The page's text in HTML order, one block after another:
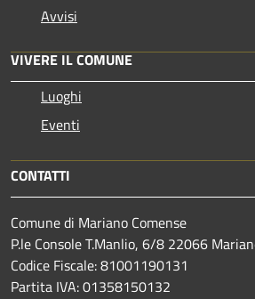
Avvisi
VIVERE IL COMUNE
Luoghi
Eventi
CONTATTI
Comune di Mariano Comense
P.le Console T.Manlio, 6/8 22066
Codice Fiscale: 81001190131
Partita IVA: 01358150132